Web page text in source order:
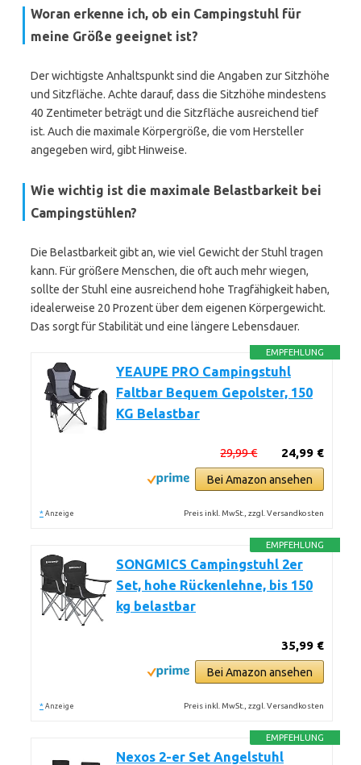
Woran erkenne ich, ob ein Campingstuhl für
meine Größe geeignet ist?
Der wichtigste Anhaltspunkt sind die Angaben zur Sitzhöhe
und Sitzfläche. Achte darauf, dass die Sitzhöhe mindestens
40 Zentimeter beträgt und die Sitzfläche ausreichend tief
ist. Auch die maximale Körpergröße, die vom Hersteller
angegeben wird, gibt Hinweise.
Wie wichtig ist die maximale Belastbarkeit bei
Campingstühlen?
Die Belastbarkeit gibt an, wie viel Gewicht der Stuhl tragen
kann. Für größere Menschen, die oft auch mehr wiegen,
sollte der Stuhl eine ausreichend hohe Tragfähigkeit haben,
idealerweise 20 Prozent über dem eigenen Körpergewicht.
Das sorgt für Stabilität und eine längere Lebensdauer.
EMPFEHLUNG
YEAUPE PRO Campingstuhl
Faltbar Bequem Gepolster, 150
KG Belastbar
24,99 €
29,99 €
Bei Amazon ansehen
* Anzeige Preis inkl. MwSt., zzgl. Versandkosten
EMPFEHLUNG
SONGMICS Campingstuhl 2er
Set, hohe Rückenlehne, bis 150
kg belastbar
35,99 €
Bei Amazon ansehen
* Anzeige Preis inkl. MwSt., zzgl. Versandkosten
EMPFEHLUNG
Nexos 2-er Set Angelstuhl